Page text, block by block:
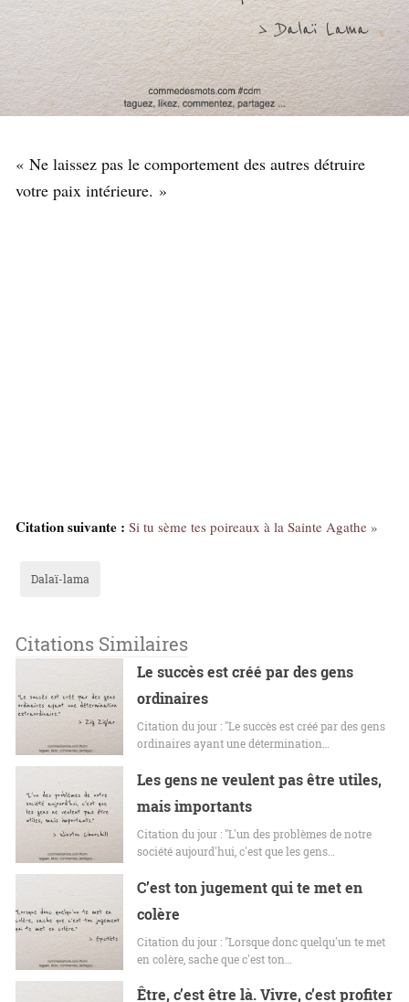
« Ne laissez pas le comportement des autres détruire
votre paix intérieure. »
Citation suivante : Si tu sème tes poireaux à la Sainte Agathe »
Dalaï-lama
Citations Similaires
Le succès est créé par des gens
ordinaires
Citation du jour : "Le succès est créé par des gens
ordinaires ayant une détermination…
Les gens ne veulent pas être utiles,
mais importants
Citation du jour : "L'un des problèmes de notre
société aujourd'hui, c'est que les gens…
C’est ton jugement qui te met en
colère
Citation du jour : "Lorsque donc quelqu'un te met
en colère, sache que c'est ton…
Être, c’est être là. Vivre, c’est profiter